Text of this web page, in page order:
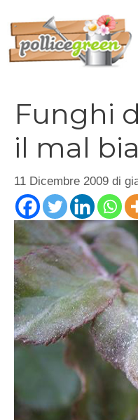
contenuto
Funghi
il mal
11 Dicembre 2009 di